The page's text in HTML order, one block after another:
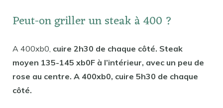
Peut-on griller un steak à 400 ?
A 400xb0, cuire 2h30 de chaque côté. Steak
moyen 135-145 xb0F à l’intérieur, avec un peu de
rose au centre. A 400xb0, cuire 5h30 de chaque
côté.